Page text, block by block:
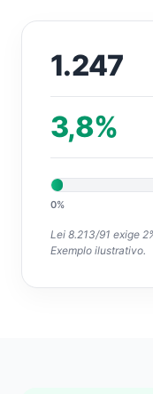
1.247
3,8%
0%
Lei 8.213/91 exige
Exemplo ilustrativo.